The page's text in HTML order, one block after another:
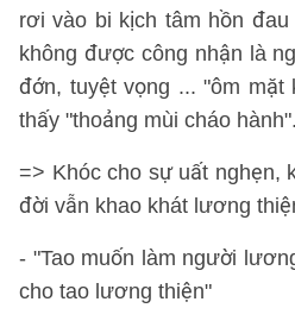
rơi vào bi kịch tâm hồn
không được công nhận là
đớn, tuyệt vọng ... "ôm mặt
thấy "thoảng mùi cháo hành".
=> Khóc cho sự uất nghẹn,
đời vẫn khao khát lương
- "Tao muốn làm người
cho tao lương thiện"